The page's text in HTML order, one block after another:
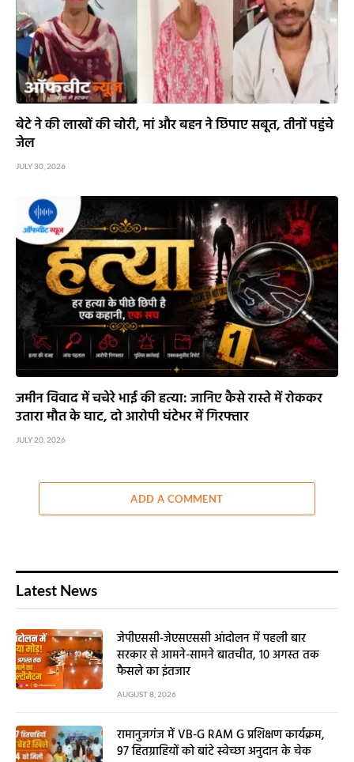
बेटे ने की लाखों की चोरी, मां और बहन ने छिपाए सबूत, तीनों पहुंचे
जेल
JULY 30, 2026
जमीन विवाद में चचेरे भाई की हत्या: जानिए कैसे रास्ते में रोककर
उतारा मौत के घाट, दो आरोपी घंटेभर में गिरफ्तार
JULY 20, 2026
ADD A COMMENT
Latest News
जेपीएससी-जेएसएससी आंदोलन में पहली बार
सरकार से आमने-सामने बातचीत, 10 अगस्त तक
फैसले का इंतजार
AUGUST 8, 2026
रामानुजगंज में VB-G RAM G प्रशिक्षण कार्यक्रम,
97 हितग्राहियों को बांटे स्वेच्छा अनुदान के चेक